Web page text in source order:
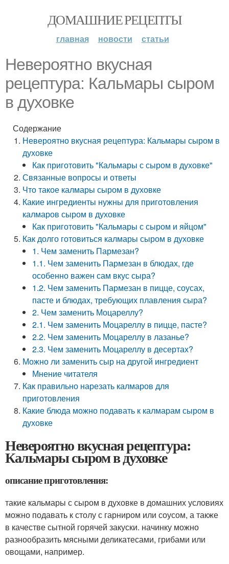
ДОМАШНИЕ РЕЦЕПТЫ
главная новости статьи
Невероятно вкусная
рецептура: Кальмары сыром
в духовке
Содержание
Невероятно вкусная рецептура: Кальмары сыром в
духовке
Как приготовить "Кальмары с сыром в духовке"
Связанные вопросы и ответы
Что такое калмары сыром в духовке
Какие ингредиенты нужны для приготовления
калмаров сыром в духовке
Как приготовить "Кальмары с сыром и яйцом"
Как долго готовиться калмары сыром в духовке
1. Чем заменить Пармезан?
1.1. Чем заменить Пармезан в блюдах, где
особенно важен сам вкус сыра?
1.2. Чем заменить Пармезан в пицце, соусах,
пасте и блюдах, требующих плавления сыра?
2. Чем заменить Моцареллу?
2.1. Чем заменить Моцареллу в пицце, пасте?
2.2. Чем заменить Моцареллу в лазанье?
2.3. Чем заменить Моцареллу в десертах?
Можно ли заменить сыр на другой ингредиент
Мнение читателя
Как правильно нарезать калмаров для
приготовления
Какие блюда можно подавать к калмарам сыром в
духовке
Невероятно вкусная рецептура:
Кальмары сыром в духовке
описание приготовления:
такие кальмары с сыром в духовке в домашних условиях
можно подавать к столу с гарниром или соусом, а также
в качестве сытной горячей закуски. начинку можно
разнообразить мясными деликатесами, грибами или
овощами, например.